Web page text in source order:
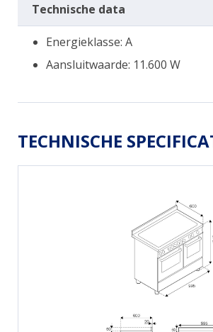
Technische data
Energieklasse: A
Aansluitwaarde: 11.600 W
TECHNISCHE